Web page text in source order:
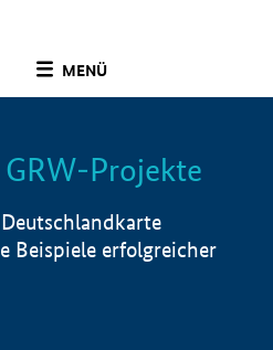
MENÜ
Info
Projekte
Beispiele erfolgreicher